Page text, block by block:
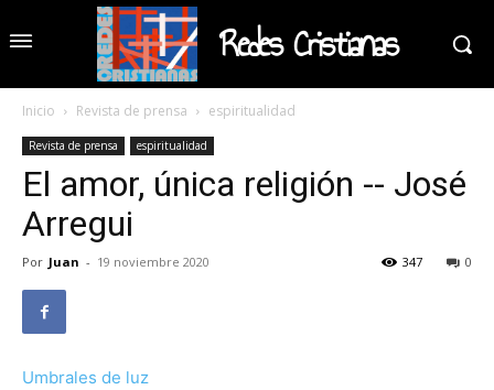
Redes Cristianas
Inicio Revista de prensa espiritualidad
Revista de prensa espiritualidad
El amor, única religión -- José
Arregui
Por Juan - 19 noviembre 2020 0
347
Umbrales de luz